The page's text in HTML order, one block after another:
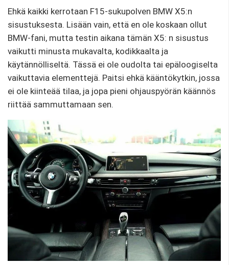
Ehkä kaikki kerrotaan F15-sukupolven BMW X5:n
sisustuksesta. Lisään vain, että en ole koskaan ollut
BMW-fani, mutta testin aikana tämän X5: n sisustus
vaikutti minusta mukavalta, kodikkaalta ja
käytännölliseltä. Tässä ei ole oudolta tai epäloogiselta
vaikuttavia elementtejä. Paitsi ehkä kääntökytkin, jossa
ei ole kiinteää tilaa, ja jopa pieni ohjauspyörän käännös
riittää sammuttamaan sen.